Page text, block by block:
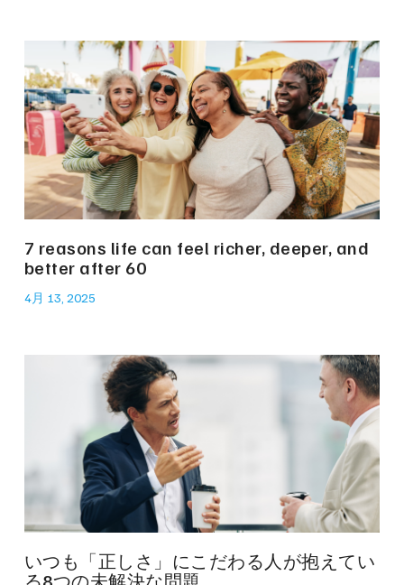
7 reasons life can feel richer, deeper, and
better after 60
4月 13, 2025
いつも「正しさ」にこだわる人が抱えてい
る8つの未解決な問題